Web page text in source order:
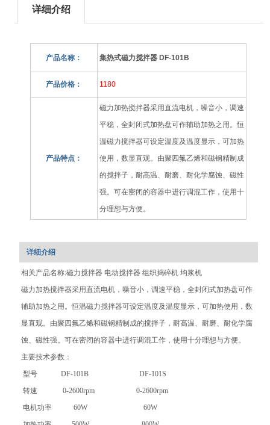
详细介绍
产品名称： 集热式磁力搅拌器 DF-101B
产品价格： 1180
产品特点：
磁力加热搅拌器采用直流电机，噪音小，调速
平稳，全封闭式加热盘可作辅助加热之用。恒
温磁力搅拌器可设定温度及温度显示，可加热
使用，数显直观。由聚四氟乙烯和磁钢精制成
的搅拌子，耐高温、耐磨、耐化学腐蚀、磁性
强。可在密闭的容器中进行调混工作，使用十
分理想与方便。
详细介绍
相关产品名称:磁力搅拌器 电动搅拌器 组织捣碎机 均浆机
磁力加热搅拌器采用直流电机，噪音小，调速平稳，全封闭式加热盘可作
辅助加热之用。恒温磁力搅拌器可设定温度及温度显示，可加热使用，数
显直观。由聚四氟乙烯和磁钢精制成的搅拌子，耐高温、耐磨、耐化学腐
蚀、磁性强。可在密闭的容器中进行调混工作，使用十分理想与方便。
主要技术参数：
型号 DF-101B DF-101S
转速 0-2600rpm 0-2600rpm
电机功率 60W 60W